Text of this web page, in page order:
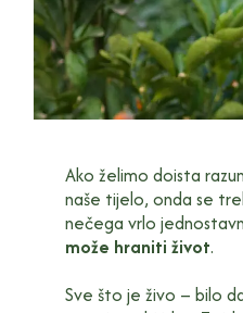
Ako želimo doista
naše tijelo, onda se
nečega vrlo
može hraniti život.
Sve što je živo – bilo